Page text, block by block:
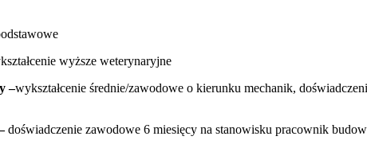
wyższe weterynaryjne
–wykształcenie średnie/zawodowe o kierunku mechanik,
doświadczenie zawodowe 6 miesięcy na stanowisku pracownik